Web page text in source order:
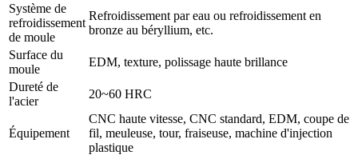
Système de
refroidissement
de moule
Refroidissement par eau ou refroidissement en
bronze au béryllium, etc.
Surface du
moule
EDM, texture, polissage haute brillance
Dureté de
l'acier
20~60 HRC
Équipement
CNC haute vitesse, CNC standard, EDM, coupe de
fil, meuleuse, tour, fraiseuse, machine d'injection
plastique